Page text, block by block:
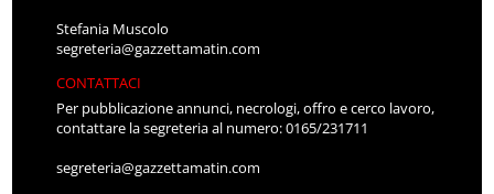
Stefania Muscolo
segreteria@gazzettamatin.com
CONTATTACI
Per pubblicazione annunci, necrologi, offro e cerco lavoro,
contattare la segreteria al numero: 0165/231711
segreteria@gazzettamatin.com